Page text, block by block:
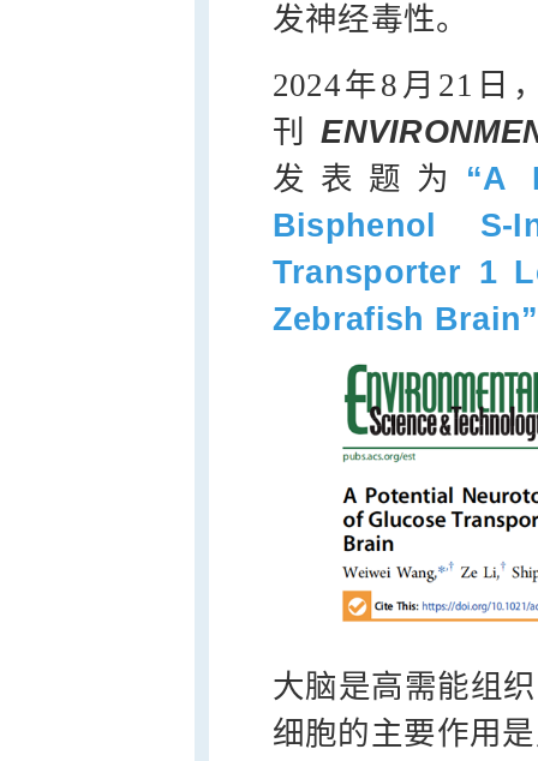
发神经毒性。
2024年8月21日
刊
发表题为 “A
Bisphenol S-
Transporter 1
Zebrafish Brain”
大脑是高需能组
细胞的主要作用